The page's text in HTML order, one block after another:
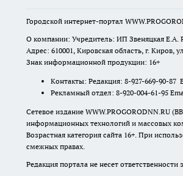
Городской интернет-портал
О компании: Учредитель: ИП Звеняцкая Е.А.
Адрес: 610001, Кировская область, г. Киров,
Знак информационной продукции: 16+
Контакты: Редакция: 8-927-669-90-87
Рекламный отдел: 8-920-004-61-95
Сетевое издание WWW.PROGORODNN.RU
информационных технологий и массовых
Возрастная категория сайта 16+. При
смежных правах.
Редакция портала не несет